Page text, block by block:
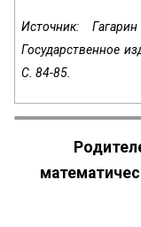
Источник:
Государственное
С. 84-85.